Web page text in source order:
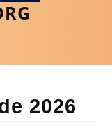
2026